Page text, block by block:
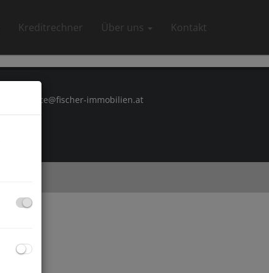
Kreditrechner Über uns Kontakt
office@fischer-immobilien.at